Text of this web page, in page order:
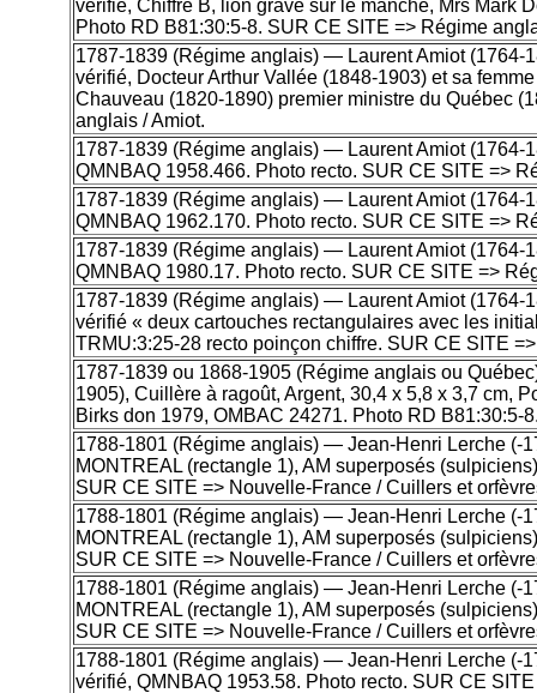
vérifié, Chiffre B, lion gravé sur le manche, Mrs Mark
Photo RD B81:30:5-8. SUR CE SITE => Régime
1787-1839 (Régime anglais) — Laurent Amiot (1764-
vérifié, Docteur Arthur Vallée (1848-1903) et sa
Chauveau (1820-1890) premier ministre du Québec
anglais / Amiot.
1787-1839 (Régime anglais) — Laurent Amiot (1764-
QMNBAQ 1958.466. Photo recto. SUR CE SITE =>
1787-1839 (Régime anglais) — Laurent Amiot (1764-
QMNBAQ 1962.170. Photo recto. SUR CE SITE =>
1787-1839 (Régime anglais) — Laurent Amiot (1764-
QMNBAQ 1980.17. Photo recto. SUR CE SITE =>
1787-1839 (Régime anglais) — Laurent Amiot (1764-
vérifié « deux cartouches rectangulaires avec les
TRMU:3:25-28 recto poinçon chiffre. SUR CE SITE
1787-1839 ou 1868-1905 (Régime anglais ou
1905), Cuillère à ragoût, Argent, 30,4 x 5,8 x 3,7 cm,
Birks don 1979, OMBAC 24271. Photo RD B81:30:5-
1788-1801 (Régime anglais) — Jean-Henri Lerche (-
MONTREAL (rectangle 1), AM superposés
SUR CE SITE => Nouvelle-France / Cuillers et
1788-1801 (Régime anglais) — Jean-Henri Lerche (-
MONTREAL (rectangle 1), AM superposés
SUR CE SITE => Nouvelle-France / Cuillers et
1788-1801 (Régime anglais) — Jean-Henri Lerche (-
MONTREAL (rectangle 1), AM superposés
SUR CE SITE => Nouvelle-France / Cuillers et
1788-1801 (Régime anglais) — Jean-Henri Lerche (-
vérifié, QMNBAQ 1953.58. Photo recto. SUR CE